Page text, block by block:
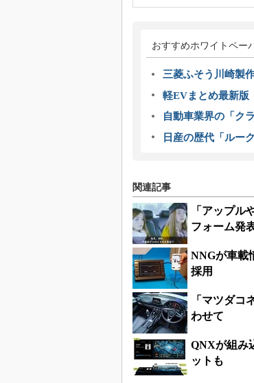
おすすめホワイトペー
三菱ふそう川崎製
軽EVまとめ最新版
自動車業界の「ク
日産の歴代「ルー
関連記事
「アップル
フォーム発
NNGが車載
採用
「マツダコ
わせて
QNXが組み
ットも